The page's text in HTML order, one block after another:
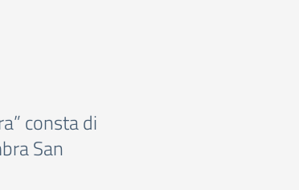
consta di
San